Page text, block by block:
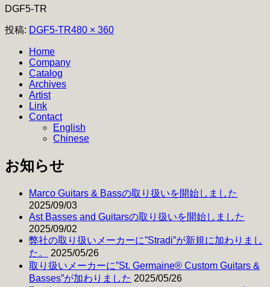
DGF5-TR
投稿: DGF5-TRフ
480 × 360
Home
Company
Catalog
Archives
Artist
Link
Contact
English
Chinese
お知らせ
Marco Guitars & Bassの取り扱いを開始しました
2025/09/03
Ast Basses and Guitarsの取り扱いを開始しました
2025/09/02
弊社の取り扱いメーカーに”Stradi”が新規に加わりまし
た。
2025/05/26
取り扱いメーカーに”St. Germaine® Custom Guitars &
Basses”が加わりました 2025/05/26